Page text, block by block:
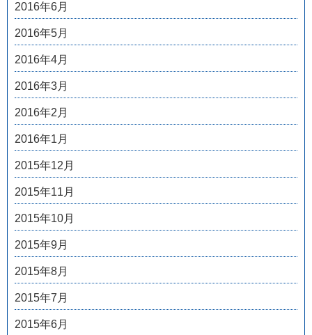
2016年6月
2016年5月
2016年4月
2016年3月
2016年2月
2016年1月
2015年12月
2015年11月
2015年10月
2015年9月
2015年8月
2015年7月
2015年6月